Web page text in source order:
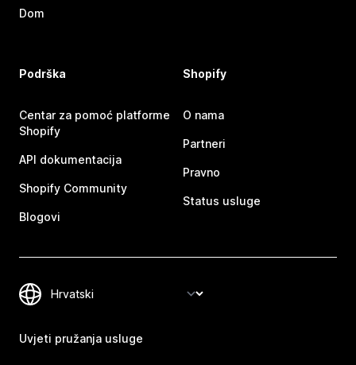
Dom
Podrška
Centar za pomoć platforme
Shopify
API dokumentacija
Shopify Community
Blogovi
Shopify
O nama
Partneri
Pravno
Status usluge
Uvjeti pružanja usluge